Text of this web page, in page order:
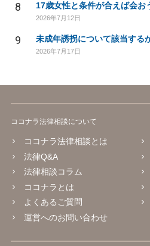
8
2026年7月12日
9 未成年誘拐について該当する
2026年7月17日
ココナラ法律相談について
ココナラ法律相談とは
法律Q&A
法律相談コラム
ココナラとは
よくあるご質問
運営へのお問い合わせ